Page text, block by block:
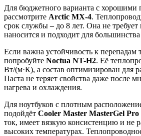
Для бюджетного варианта с хорошими
рассмотрите Arctic MX-4.
срок службы – до 8 лет. Она не требует
наносится и подходит для
Если важна устойчивость к перепадам
попробуйте Noctua NT-H2. Её
Вт/(м·К), а состав оптимизирован для
Паста не теряет свойства даже после
нагрева и охлаждения.
Для ноутбуков с плотным
подойдёт Cooler Master MasterGel Pro
ток, имеет вязкую консистенцию и не
высоких температурах.